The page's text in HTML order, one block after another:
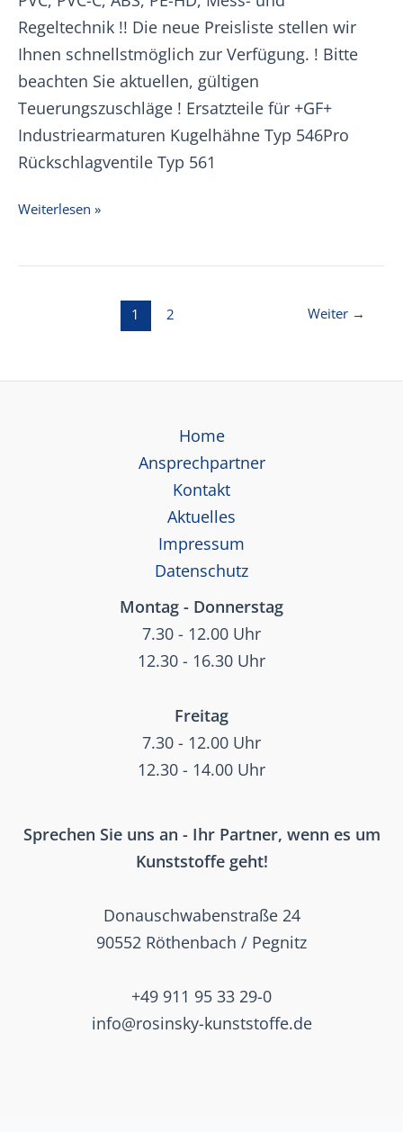
Regeltechnik !! Die neue Preisliste stellen wir
Ihnen schnellstmöglich zur Verfügung. ! Bitte
beachten Sie aktuellen, gültigen
Teuerungszuschläge ! Ersatzteile für +GF+
Industriearmaturen Kugelhähne Typ 546Pro
Rückschlagventile Typ 561
+GF+
Armaturen
Weiterlesen »
Seitennummerierung
1 2 Weiter →
Home
Ansprechpartner
Kontakt
Aktuelles
Impressum
Datenschutz
Montag - Donnerstag
7.30 - 12.00 Uhr
12.30 - 16.30 Uhr
Freitag
7.30 - 12.00 Uhr
12.30 - 14.00 Uhr
Sprechen Sie uns an - Ihr Partner, wenn es um
Kunststoffe geht!
Donauschwabenstraße 24
90552 Röthenbach / Pegnitz
+49 911 95 33 29-0
info@rosinsky-kunststoffe.de